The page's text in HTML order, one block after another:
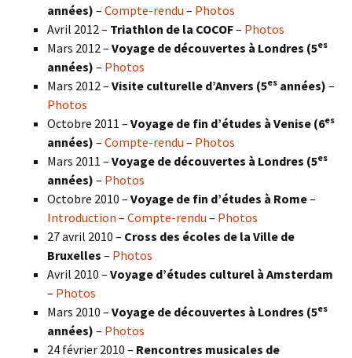
années) – Compte-rendu – Photos
Avril 2012 – Triathlon de la COCOF– Photos
Mars 2012 – Voyage de découvertes à Londres (5es
années) – Photos
Mars 2012 – Visite culturelle d’Anvers (5es années) –
Photos
Octobre 2011 – Voyage de fin d’études à Venise (6es
années) – Compte-rendu – Photos
Mars 2011 – Voyage de découvertes à Londres (5es
années) – Photos
Octobre 2010 – Voyage de fin d’études à Rome–
Introduction – Compte-rendu – Photos
27 avril 2010 – Cross des écoles de la Ville de
Bruxelles – Photos
Avril 2010 – Voyage d’études culturel à Amsterdam
– Photos
Mars 2010 – Voyage de découvertes à Londres (5es
années) – Photos
24 février 2010 – Rencontres musicales de